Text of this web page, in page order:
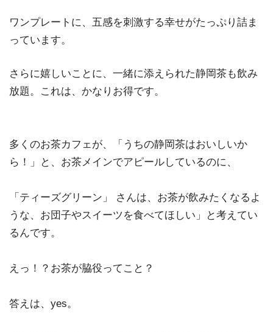
ワンプレートに、五感を刺激する幸せがたっぷり詰ま
っています。
さらに嬉しいことに、一緒に添えられた静岡茶も飲み
放題。これは、かなりお得です。
多くのお茶カフェが、「うちの静岡茶はおいしいか
ら！」と、お茶メインでアピールしているのに、
「ティーズグリーン」 さんは、お茶が飲みたくなるよ
うな、お団子やスイーツを食べてほしい」と考えてい
るんです。
えっ！？お茶が脇役ってこと？
答えは、yes。